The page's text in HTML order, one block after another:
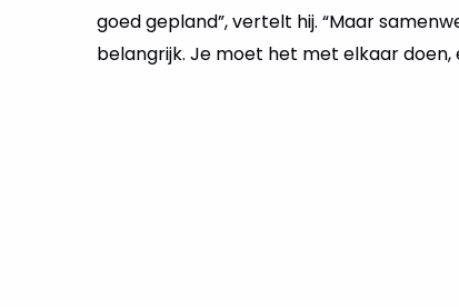
goed gepland”, vertelt hij. “Maar
belangrijk. Je moet het met elkaar doen,